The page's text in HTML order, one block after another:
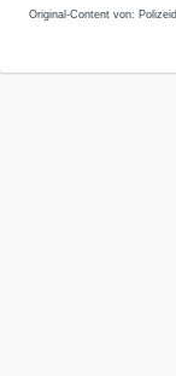
Original-Content von: